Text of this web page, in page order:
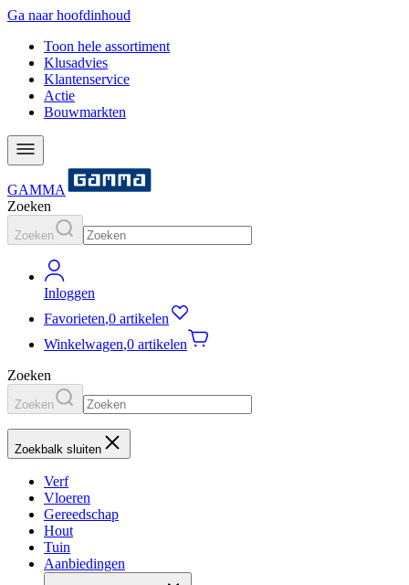
Ga naar hoofdinhoud
Toon hele assortiment
Klusadvies
Klantenservice
Actie
Bouwmarkten
GAMMA
Zoeken
Zoeken
Inloggen
Favorieten,0 artikelen
Winkelwagen,0 artikelen
Zoeken
Zoeken
Zoekbalk sluiten
Verf
Vloeren
Gereedschap
Hout
Tuin
Aanbiedingen